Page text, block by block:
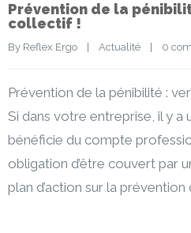
Prévention de la
collectif !
By Reflex Ergo Actualité 0
Prévention de la pénibilité :
Si dans votre entreprise, il y a
bénéficie du compte
obligation d’être couvert par
plan d’action sur la prévention